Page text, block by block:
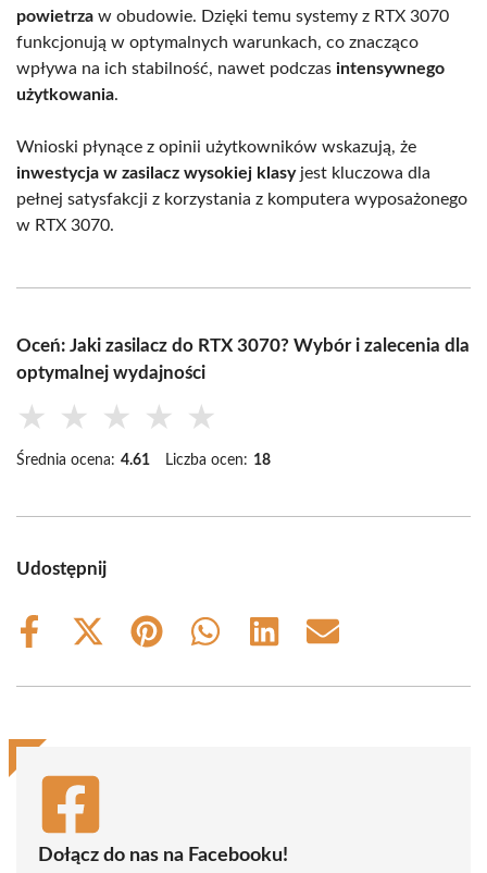
powietrza w obudowie. Dzięki temu systemy z RTX 3070
funkcjonują w optymalnych warunkach, co znacząco
wpływa na ich stabilność, nawet podczas intensywnego
użytkowania.
Wnioski płynące z opinii użytkowników wskazują, że
inwestycja w zasilacz wysokiej klasyjest kluczowa dla
pełnej satysfakcji z korzystania z komputera wyposażonego
w RTX 3070.
Oceń: Jaki zasilacz do RTX 3070? Wybór i zalecenia dla
optymalnej wydajności
★ ★ ★ ★ ★
Średnia ocena: 4.61 Liczba ocen: 18
Udostępnij
Share
Share
(Twitter)
Share
Share
Share
Share
Dołącz do nas na Facebooku!